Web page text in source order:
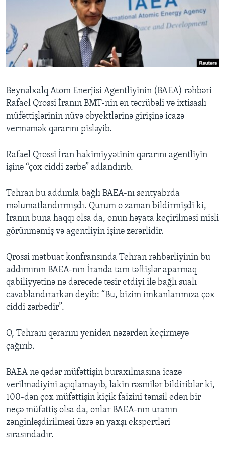
BIZI IZLƏYIN
Beynəlxalq Atom Enerjisi Agentliyinin (BAEA) rəhbəri
Rafael Qrossi İranın BMT-nin ən təcrübəli və ixtisaslı
müfəttişlərinin nüvə obyektlərinə girişinə icazə
verməmək qərarını pisləyib.
Rafael Qrossi İran hakimiyyətinin qərarını agentliyin
işinə “çox ciddi zərbə” adlandırıb.
Tehran bu addımla bağlı BAEA-nı sentyabrda
məlumatlandırmışdı. Qurum o zaman bildirmişdi ki,
İranın buna haqqı olsa da, onun həyata keçirilməsi misli
görünməmiş və agentliyin işinə zərərlidir.
Qrossi mətbuat konfransında Tehran rəhbərliyinin bu
addımının BAEA-nın İranda tam təftişlər aparmaq
qabiliyyətinə nə dərəcədə təsir etdiyi ilə bağlı sualı
cavablandırarkən deyib: “Bu, bizim imkanlarımıza çox
ciddi zərbədir”.
O, Tehranı qərarını yenidən nəzərdən keçirməyə
çağırıb.
BAEA nə qədər müfəttişin buraxılmasına icazə
verilmədiyini açıqlamayıb, lakin rəsmilər bildiriblər ki,
100-dən çox müfəttişin kiçik faizini təmsil edən bir
neçə müfəttiş olsa da, onlar BAEA-nın uranın
zənginləşdirilməsi üzrə ən yaxşı ekspertləri
sırasındadır.